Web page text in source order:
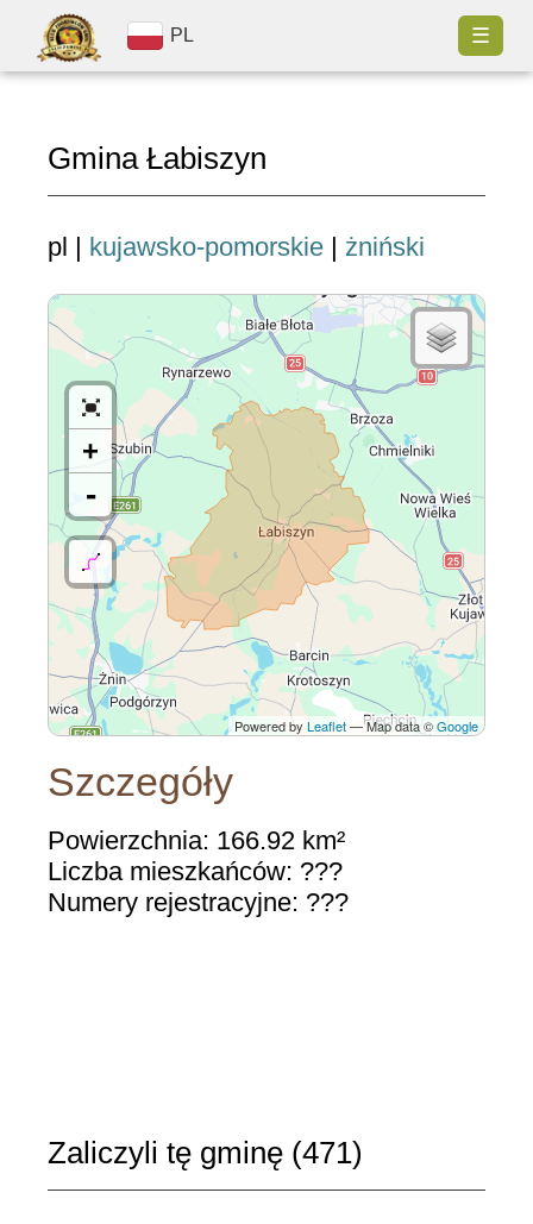
PL ☰
Gmina Łabiszyn
pl | kujawsko-pomorskie | żniński
+
-
Powered by Leaflet— Map data ©Google
Szczegóły
Powierzchnia: 166.92 km²
Liczba mieszkańców: ???
Numery rejestracyjne: ???
Zaliczyli tę gminę (471)